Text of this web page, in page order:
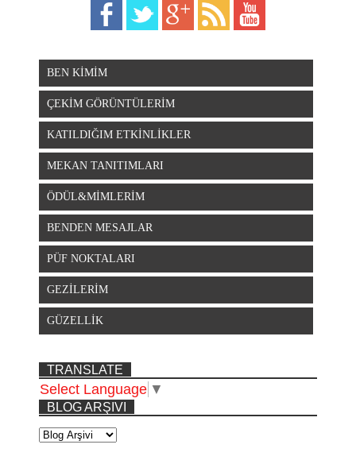
BEN KİMİM
ÇEKİM GÖRÜNTÜLERİM
KATILDIĞIM ETKİNLİKLER
MEKAN TANITIMLARI
ÖDÜL&MİMLERİM
BENDEN MESAJLAR
PÜF NOKTALARI
GEZİLERİM
GÜZELLİK
TRANSLATE
Select Language ▼
BLOG ARŞIVI